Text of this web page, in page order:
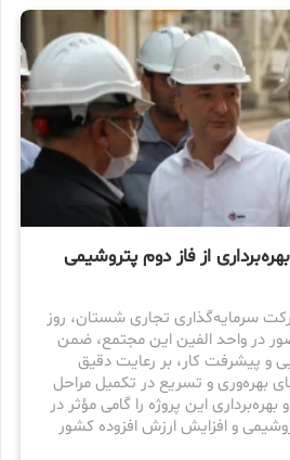
از فاز دوم پتروشیمی
سرمایه‌گذاری تجاری شستان، روز
با حضور در واحد الفین این مجتمع، ضمن
و پیشرفت کار، بر رعایت دقیق
بهره‌وری و تسریع در تکمیل مراحل
بهره‌برداری این پروژه را گامی مؤثر در
و افزایش ارزش افزوده کشور